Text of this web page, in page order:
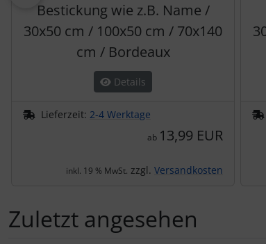
Bestickung wie z.B. Name /
30x50 cm / 100x50 cm / 70x140
cm / Bordeaux
Details
Lieferzeit: 2-4 Werktage
ab 13,99 EUR
inkl. 19 % MwSt. zzgl. Versandkosten
Zuletzt angesehen